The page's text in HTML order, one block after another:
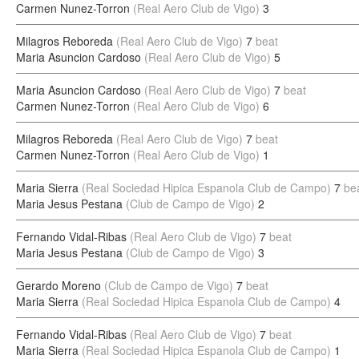
Carmen Nunez-Torron (Real Aero Club de Vigo) 3
Milagros Reboreda (Real Aero Club de Vigo) 7 beat
Maria Asuncion Cardoso (Real Aero Club de Vigo) 5
Maria Asuncion Cardoso (Real Aero Club de Vigo) 7 beat
Carmen Nunez-Torron (Real Aero Club de Vigo) 6
Milagros Reboreda (Real Aero Club de Vigo) 7 beat
Carmen Nunez-Torron (Real Aero Club de Vigo) 1
Maria Sierra (Real Sociedad Hipica Espanola Club de Campo) 7
Maria Jesus Pestana (Club de Campo de Vigo) 2
Fernando Vidal-Ribas (Real Aero Club de Vigo) 7 beat
Maria Jesus Pestana (Club de Campo de Vigo) 3
Gerardo Moreno (Club de Campo de Vigo) 7 beat
Maria Sierra (Real Sociedad Hipica Espanola Club de Campo) 4
Fernando Vidal-Ribas (Real Aero Club de Vigo) 7 beat
Maria Sierra (Real Sociedad Hipica Espanola Club de Campo) 1